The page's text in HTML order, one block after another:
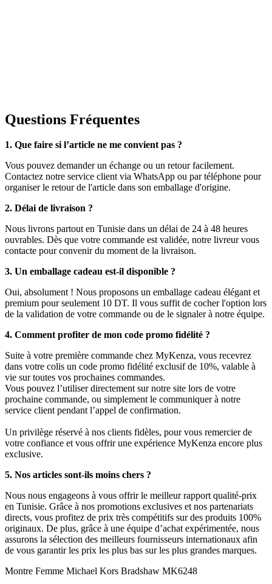
Questions Fréquentes
1. Que faire si l’article ne me convient pas ?
Vous pouvez demander un échange ou un retour facilement.
Contactez notre service client via WhatsApp ou par téléphone pour
organiser le retour de l'article dans son emballage d'origine.
2. Délai de livraison ?
Nous livrons partout en Tunisie dans un délai de 24 à 48 heures
ouvrables. Dès que votre commande est validée, notre livreur vous
contacte pour convenir du moment de la livraison.
3. Un emballage cadeau est-il disponible ?
Oui, absolument ! Nous proposons un emballage cadeau élégant et
premium pour seulement 10 DT. Il vous suffit de cocher l'option lors
de la validation de votre commande ou de le signaler à notre équipe.
4. Comment profiter de mon code promo fidélité ?
Suite à votre première commande chez MyKenza, vous recevrez
dans votre colis un code promo fidélité exclusif de 10%, valable à
vie sur toutes vos prochaines commandes.
Vous pouvez l’utiliser directement sur notre site lors de votre
prochaine commande, ou simplement le communiquer à notre
service client pendant l’appel de confirmation.
Un privilège réservé à nos clients fidèles, pour vous remercier de
votre confiance et vous offrir une expérience MyKenza encore plus
exclusive.
5. Nos articles sont-ils moins chers ?
Nous nous engageons à vous offrir le meilleur rapport qualité-prix
en Tunisie. Grâce à nos promotions exclusives et nos partenariats
directs, vous profitez de prix très compétitifs sur des produits 100%
originaux. De plus, grâce à une équipe d’achat expérimentée, nous
assurons la sélection des meilleurs fournisseurs internationaux afin
de vous garantir les prix les plus bas sur les plus grandes marques.
Montre Femme Michael Kors Bradshaw MK6248